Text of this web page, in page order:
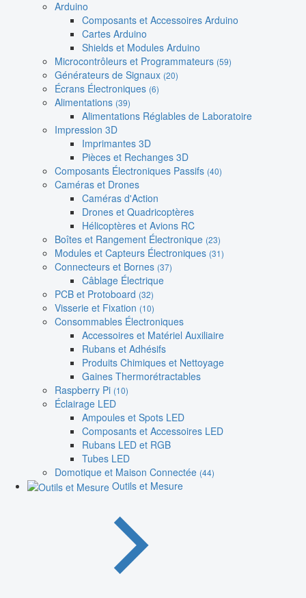
Arduino
Composants et Accessoires Arduino
Cartes Arduino
Shields et Modules Arduino
Microcontrôleurs et Programmateurs (59)
Générateurs de Signaux (20)
Écrans Électroniques (6)
Alimentations (39)
Alimentations Réglables de Laboratoire
Impression 3D
Imprimantes 3D
Pièces et Rechanges 3D
Composants Électroniques Passifs (40)
Caméras et Drones
Caméras d'Action
Drones et Quadricoptères
Hélicoptères et Avions RC
Boîtes et Rangement Électronique (23)
Modules et Capteurs Électroniques (31)
Connecteurs et Bornes (37)
Câblage Électrique
PCB et Protoboard (32)
Visserie et Fixation (10)
Consommables Électroniques
Accessoires et Matériel Auxiliaire
Rubans et Adhésifs
Produits Chimiques et Nettoyage
Gaines Thermorétractables
Raspberry Pi (10)
Éclairage LED
Ampoules et Spots LED
Composants et Accessoires LED
Rubans LED et RGB
Tubes LED
Domotique et Maison Connectée (44)
Outils et Mesure